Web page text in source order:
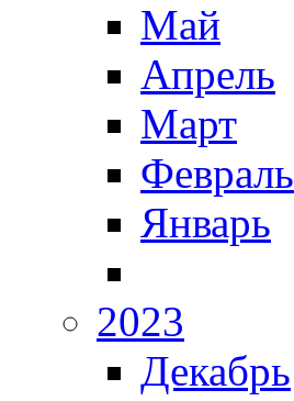
Май
Апрель
Март
Февраль
Январь
2023
Декабрь